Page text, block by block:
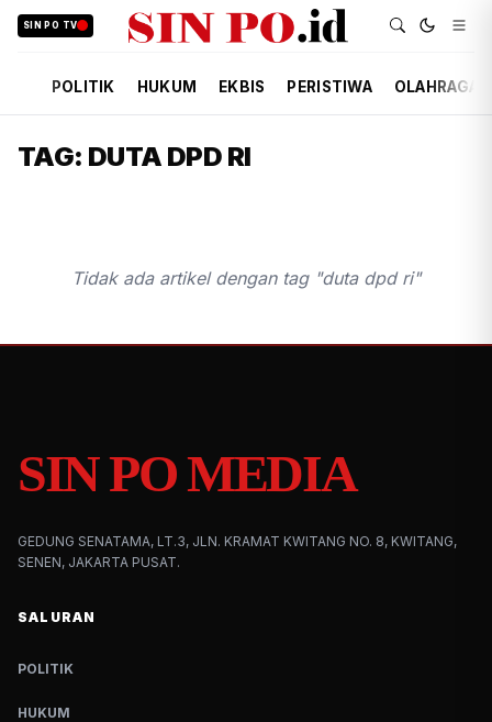
SIN PO TV
POLITIK HUKUM EKBIS PERISTIWA OLAHRAGA
TAG: DUTA DPD RI
Tidak ada artikel dengan tag "duta dpd ri"
SIN PO MEDIA
GEDUNG SENATAMA, LT.3, JLN. KRAMAT KWITANG NO. 8, KWITANG,
SENEN, JAKARTA PUSAT.
SALURAN
POLITIK
HUKUM